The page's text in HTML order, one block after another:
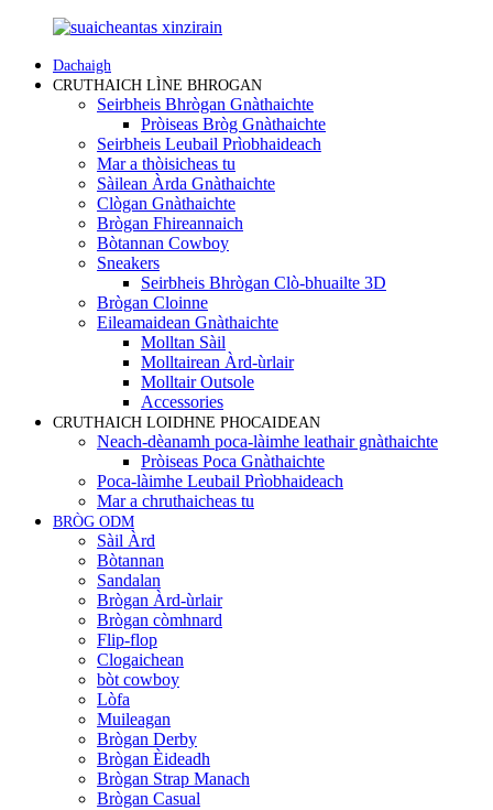
Dachaigh
CRUTHAICH LÌNE BHROGAN
Seirbheis Bhrògan Gnàthaichte
Pròiseas Bròg Gnàthaichte
Seirbheis Leubail Prìobhaideach
Mar a thòisicheas tu
Sàilean Àrda Gnàthaichte
Clògan Gnàthaichte
Brògan Fhireannaich
Bòtannan Cowboy
Sneakers
Seirbheis Bhrògan Clò-bhuailte 3D
Brògan Cloinne
Eileamaidean Gnàthaichte
Molltan Sàil
Molltairean Àrd-ùrlair
Molltair Outsole
Accessories
CRUTHAICH LOIDHNE PHOCAIDEAN
Neach-dèanamh poca-làimhe leathair gnàthaichte
Pròiseas Poca Gnàthaichte
Poca-làimhe Leubail Prìobhaideach
Mar a chruthaicheas tu
BRÒG ODM
Sàil Àrd
Bòtannan
Sandalan
Brògan Àrd-ùrlair
Brògan còmhnard
Flip-flop
Clogaichean
bòt cowboy
Lòfa
Muileagan
Brògan Derby
Brògan Èideadh
Brògan Strap Manach
Brògan Casual